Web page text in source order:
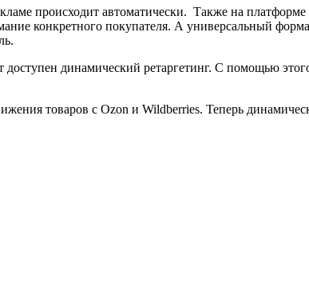
происходит автоматически. Также на
конкретного покупателя. А универсальный
динамический ретаргетинг. С помощью
товаров с Ozon и Wildberries. Теперь